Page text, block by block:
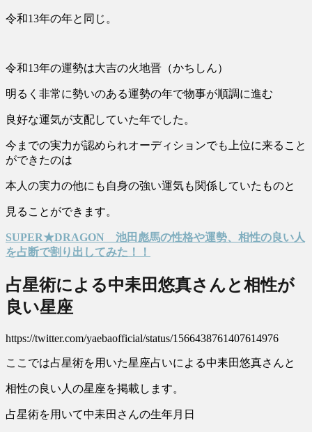
令和13年の年と同じ。
令和13年の運勢は大吉の火地晋（かちしん）
明るく非常に勢いのある運勢の年で物事が順調に進む
良好な運気が支配していた年でした。
今までの実力が認められオーディションでも上位に来ること
ができたのは
本人の実力の他にも自身の強い運気も関係していたものと
見ることができます。
SUPER★DRAGON 池田彪馬の性格や運勢、相性の良い人
を占断で割り出してみた！！
占星術による中耒田悠真さんと相性が
良い星座
https://twitter.com/yaebaofficial/status/1566438761407614976
ここでは占星術を用いた星座占いによる中耒田悠真さんと
相性の良い人の星座を掲載します。
占星術を用いて中耒田さんの生年月日